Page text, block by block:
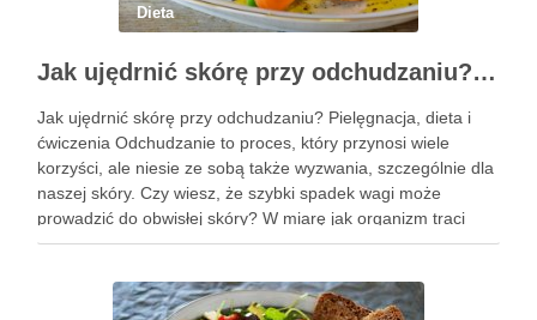
Dieta
Jak ujędrnić skórę przy odchudzaniu? Pielęgnacja i skuteczne metody
Jak ujędrnić skórę przy odchudzaniu? Pielęgnacja, dieta i
ćwiczenia Odchudzanie to proces, który przynosi wiele
korzyści, ale niesie ze sobą także wyzwania, szczególnie dla
naszej skóry. Czy wiesz, że szybki spadek wagi może
prowadzić do obwisłej skóry? W miarę jak organizm traci
nadmiar tkanki tłuszczowej, skóra często nie nadąża za …